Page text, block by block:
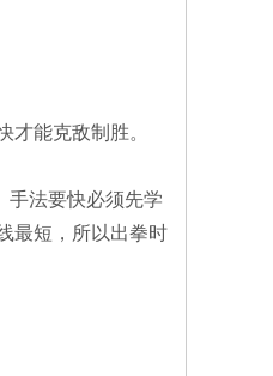
能克敌制胜。
手法要快必须先学
最短，所以出拳时